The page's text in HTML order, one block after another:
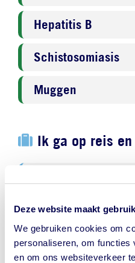
Deze website maakt
We gebruiken cookies om
personaliseren, om functies
en om ons websiteverkeer
Hepatitis B
Schistosomiasis
Muggen
Ik ga op reis en
Insectenwering
Stopmiddel bij